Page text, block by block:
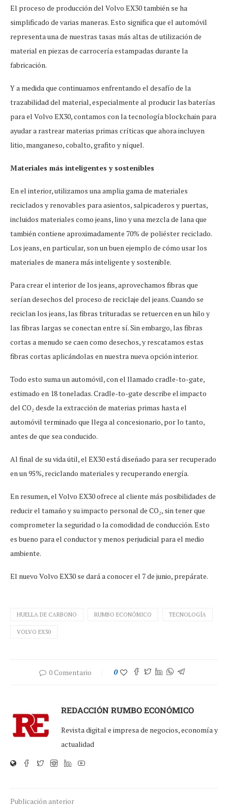
El proceso de producción del Volvo EX30 también se ha
simplificado de varias maneras. Esto significa que el automóvil
representa una de nuestras tasas más altas de utilización de
material en piezas de carrocería estampadas durante la
fabricación.
Y a medida que continuamos enfrentando el desafío de la
trazabilidad del material, especialmente al producir las baterías
para el Volvo EX30, contamos con la tecnología blockchain para
ayudar a rastrear materias primas críticas que ahora incluyen
litio, manganeso, cobalto, grafito y níquel.
Materiales más inteligentes y sostenibles
En el interior, utilizamos una amplia gama de materiales
reciclados y renovables para asientos, salpicaderos y puertas,
incluidos materiales como jeans, lino y una mezcla de lana que
también contiene aproximadamente 70% de poliéster reciclado.
Los jeans, en particular, son un buen ejemplo de cómo usar los
materiales de manera más inteligente y sostenible.
Para crear el interior de los jeans, aprovechamos fibras que
serían desechos del proceso de reciclaje del jeans. Cuando se
reciclan los jeans, las fibras trituradas se retuercen en un hilo y
las fibras largas se conectan entre sí. Sin embargo, las fibras
cortas a menudo se caen como desechos, y rescatamos estas
fibras cortas aplicándolas en nuestra nueva opción interior.
Todo esto suma un automóvil, con el llamado cradle-to-gate,
estimado en 18 toneladas. Cradle-to-gate describe el impacto
del CO₂ desde la extracción de materias primas hasta el
automóvil terminado que llega al concesionario, por lo tanto,
antes de que sea conducido.
Al final de su vida útil, el EX30 está diseñado para ser recuperado
en un 95%, reciclando materiales y recuperando energía.
En resumen, el Volvo EX30 ofrece al cliente más posibilidades de
reducir el tamaño y su impacto personal de CO₂, sin tener que
comprometer la seguridad o la comodidad de conducción. Esto
es bueno para el conductor y menos perjudicial para el medio
ambiente.
El nuevo Volvo EX30 se dará a conocer el 7 de junio, prepárate.
HUELLA DE CARBONO RUMBO ECONÓMICO TECNOLOGÍA
VOLVO EX30
0 Comentario 0
REDACCIÓN RUMBO ECONÓMICO
Revista digital e impresa de negocios, economía y
actualidad
Publicación anterior